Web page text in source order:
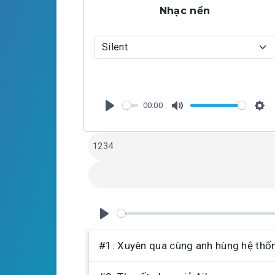
Nhạc nền
00:00
s
P
l
a
#1: Xuyên qua cùng anh hùng hệ